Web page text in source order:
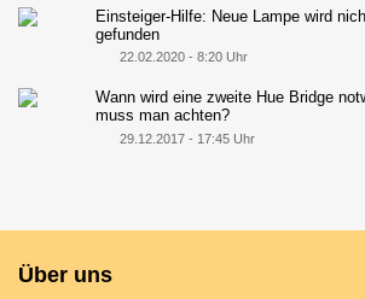
Einsteiger-Hilfe: Neue Lampe wird
gefunden
22.02.2020 - 8:20 Uhr
Wann wird eine zweite Hue Bridge
muss man achten?
29.12.2017 - 17:45 Uhr
Über uns